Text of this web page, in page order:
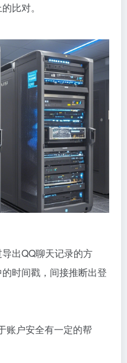
比对。
出QQ聊天记录的方
时间戳，间接推断出登
账户安全有一定的帮